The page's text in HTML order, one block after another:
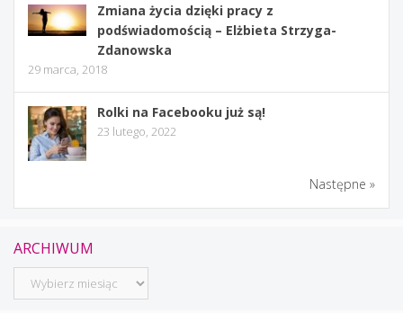
Zmiana życia dzięki pracy z
podświadomością – Elżbieta Strzyga-
Zdanowska
29 marca, 2018
Rolki na Facebooku już są!
23 lutego, 2022
Następne »
ARCHIWUM
Archiwum